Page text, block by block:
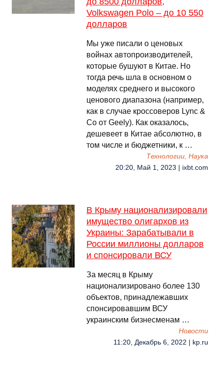
Volkswagen Polo – до 10 550
долларов
Мы уже писали о ценовых
войнах автопроизводителей,
которые бушуют в Китае. Но
тогда речь шла в основном о
моделях среднего и высокого
ценового диапазона (например,
как в случае кроссоверов Lync &
Co от Geely). Как оказалось,
дешевеет в Китае абсолютно, в
том числе и бюджетники, к …
Технологии, Наука
20:20, Май 1, 2023 | ixbt.com
В Крыму национализировали
имущество олигархов из
Украины: Зарабатывали в
России миллионы долларов
и спонсировали ВСУ
За месяц в Крыму
национализировано более 130
объектов, принадлежавших
спонсировавшим ВСУ
украинским бизнесменам …
Новости
11:20, Декабрь 6, 2022 | kp.ru